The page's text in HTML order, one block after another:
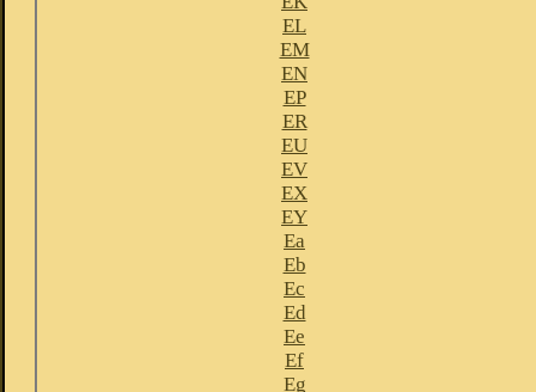
EL
EM
EN
EP
ER
EU
EV
EX
EY
Ea
Eb
Ec
Ed
Ee
Ef
Eg